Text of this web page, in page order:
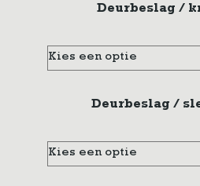
Deurbeslag /
Deurbeslag /